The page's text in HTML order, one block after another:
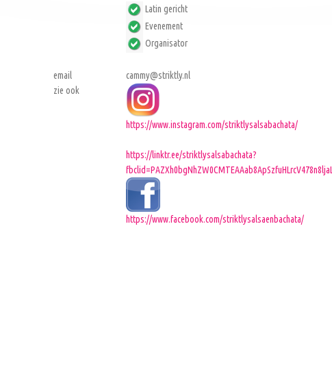
Latin gericht
Evenement
Organisator
email
cammy@striktly.nl
zie ook
https://www.instagram.com/striktlysalsabachata/
https://linktr.ee/striktlysalsabachata?
https://www.facebook.com/striktlysalsaenbachata/